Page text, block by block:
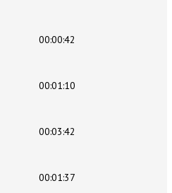
00:00:42
00:01:10
00:03:42
00:01:37